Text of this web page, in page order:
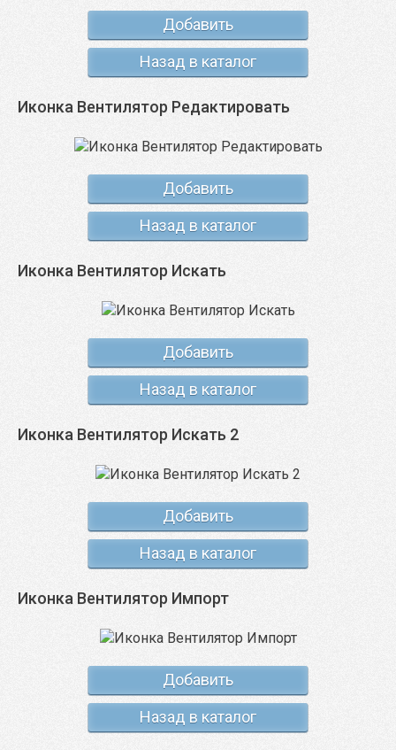
Добавить
Назад в каталог
Иконка Вентилятор Редактировать
Добавить
Назад в каталог
Иконка Вентилятор Искать
Добавить
Назад в каталог
Иконка Вентилятор Искать 2
Добавить
Назад в каталог
Иконка Вентилятор Импорт
Добавить
Назад в каталог